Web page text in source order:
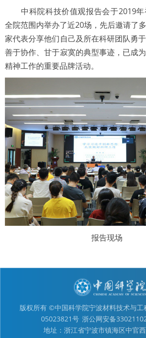
中科院科技价值观报告会于2019年
全院范围内举办了近20场，先后邀请了
家代表分享他们自己及所在科研团队勇于
善于协作、甘于寂寞的典型事迹，已成
精神工作的重要品牌活动。
报告现场
版权所有 ©中国科学院宁波材料技术与工
05023821号 浙公网安备
地址：浙江省宁波市镇海区中官